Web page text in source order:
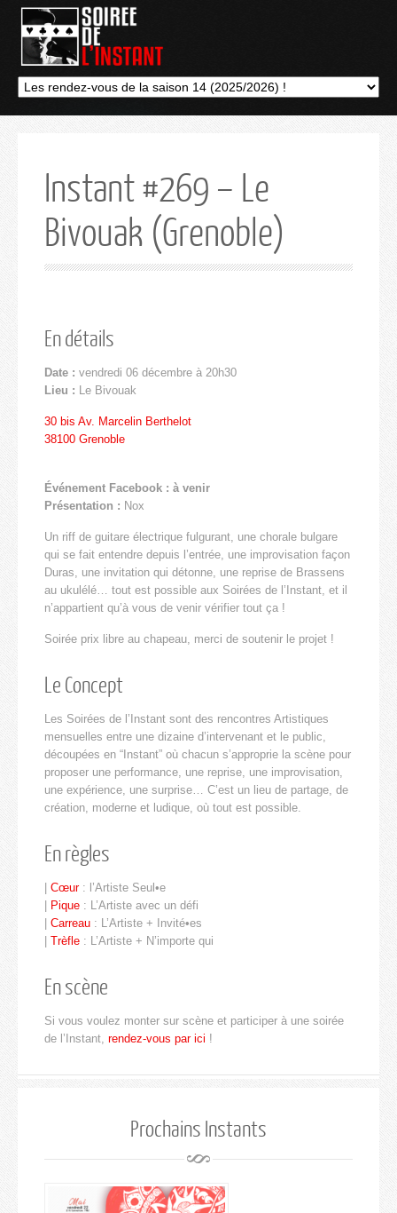
Instant #269 – Le
Bivouak (Grenoble)
En détails
Date : vendredi 06 décembre à 20h30
Lieu : Le Bivouak
30 bis Av. Marcelin Berthelot
38100 Grenoble
Événement Facebook : à venir
Présentation : Nox
Un riff de guitare électrique fulgurant, une chorale bulgare
qui se fait entendre depuis l’entrée, une improvisation façon
Duras, une invitation qui détonne, une reprise de Brassens
au ukulélé… tout est possible aux Soirées de l’Instant, et il
n’appartient qu’à vous de venir vérifier tout ça !
Soirée prix libre au chapeau, merci de soutenir le projet !
Le Concept
Les Soirées de l’Instant sont des rencontres Artistiques
mensuelles entre une dizaine d’intervenant et le public,
découpées en “Instant” où chacun s’approprie la scène pour
proposer une performance, une reprise, une improvisation,
une expérience, une surprise… C’est un lieu de partage, de
création, moderne et ludique, où tout est possible.
En règles
Cœur: l’Artiste Seul•e
Pique : L’Artiste avec un défi
Carreau : L’Artiste + Invité•es
Trèfle : L’Artiste + N’importe qui
En scène
Si vous voulez monter sur scène et participer à une soirée
de l’Instant, rendez-vous par ici !
Prochains Instants